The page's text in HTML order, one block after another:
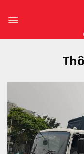
qua
dung